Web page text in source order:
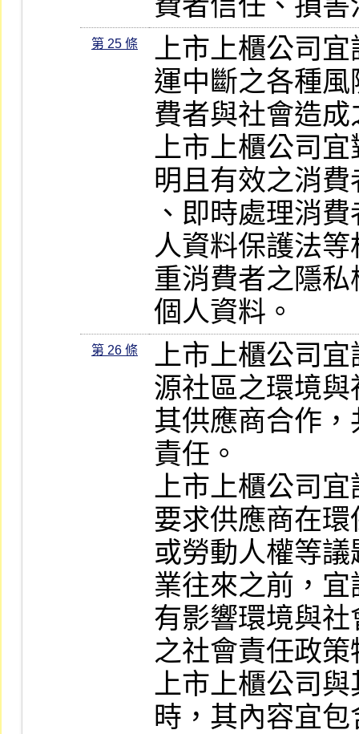
第 25 條
上市上櫃公司
運中斷之各種
費者與社會造
上市上櫃公司
明且有效之消
、即時處理消
人資料保護法
重消費者之隱
個人資料。
第 26 條
上市上櫃公司
源社區之環境
其供應商合作
責任。
上市上櫃公司
要求供應商在
或勞動人權等
業往來之前，
有影響環境與
之社會責任政
上市上櫃公司
時，其內容宜